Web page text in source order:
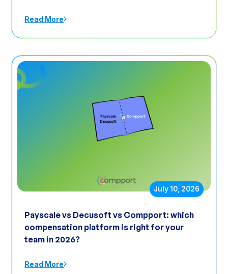
Read More
July 10, 2026
Payscale vs Decusoft vs Compport: which
compensation platform is right for your
team in 2026?
Read More